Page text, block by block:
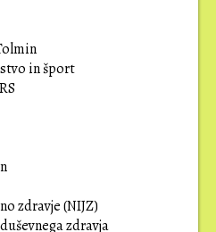
in šport
zdravje (NIJZ)
zdravja